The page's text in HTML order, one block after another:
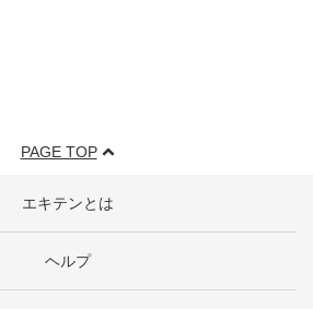
PAGE TOP
エキテンとは
ヘルプ